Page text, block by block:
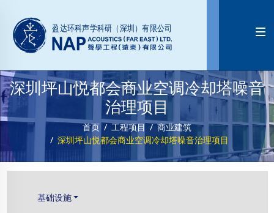

深圳坪山悦都会商业空调冷却塔噪音
治理项目
首页 工程项目
商业建筑
深圳坪山悦都会商业空调冷却塔噪音治理项目
基础设施